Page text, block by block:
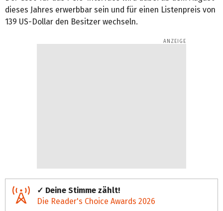
dieses Jahres erwerbbar sein und für einen Listenpreis von
139 US-Dollar den Besitzer wechseln.
✓ Deine Stimme zählt!
Die Reader's Choice Awards 2026